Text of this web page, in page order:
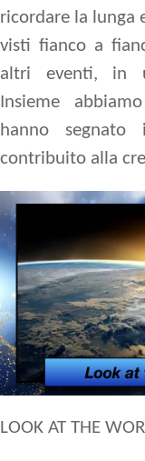
ricordare la lunga
visti fianco a
altri eventi, in
Insieme
hanno
contribuito alla
LOOK AT THE